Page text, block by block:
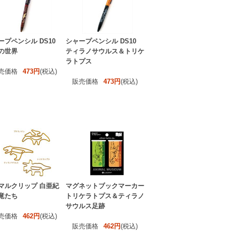
プペンシル DS10
世界
価格 473円(税込)
シャープペンシル DS10
ティラノサウルス＆トリケ
ラトプス
販売価格 473円(税込)
ルクリップ 白亜紀
たち
価格 462円(税込)
マグネットブックマーカー
トリケラトプス＆ティラノ
サウルス足跡
販売価格 462円(税込)